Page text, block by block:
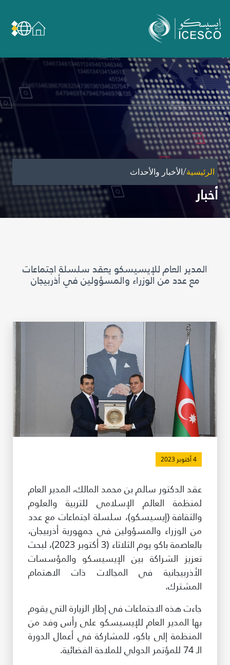
عن الإيسيسكو
الحوكمة
مجال عملنا
مجالات الخبرة
الأمانة العامة للجان الوطنية والمؤتمرات
الشراكات
تأثيرنا
أهداف التنمية المستدامة
متاحف ومعارض
آخر الأخبار
الأحداث
وسائل التواصل الاجتماعي للإيسيسكو
للتواصل
الاتصال بنا
المقر
شاركونا
شاركونا
انضم إلى عائلة الإيسيسكو
للموردين
الدعم والتبرع
شروط الاستخدام
سياسة الخصوصية
حقوق النسخ
إخلاء المسؤولية
سياسة وإجراءات أمن نظم المعلومات
الرئيسية/الأخبار والأحداث
أخبار
المدير العام للإيسيسكو يعقد سلسلة اجتماعات
مع عدد من الوزراء والمسؤولين في أذربيجان
4 أكتوبر 2023
عقد الدكتور سالم بن محمد المالك، المدير العام
لمنظمة العالم الإسلامي للتربية والعلوم
والثقافة (إيسيسكو)، سلسلة اجتماعات مع عدد
من الوزراء والمسؤولين في جمهورية أذربيجان،
بالعاصمة باكو يوم الثلاثاء (3 أكتوبر 2023)، لبحث
تعزيز الشراكة بين الإيسيسكو والمؤسسات
الأذربيجانية في المجالات ذات الاهتمام
المشترك.
جاءت هذه الاجتماعات في إطار الزيارة التي يقوم
بها المدير العام للإيسيسكو على رأس وفد من
المنظمة إلى باكو، للمشاركة في أعمال الدورة
الـ 74 للمؤتمر الدولي للملاحة الفضائية.